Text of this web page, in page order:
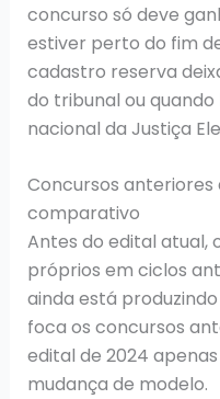
concurso só deve
estiver perto do fim
cadastro reserva
do tribunal ou
nacional da Justiça
Concursos anteriores
comparativo
Antes do edital atual,
próprios em ciclos
ainda está
foca os concursos
edital de 2024
mudança de modelo.